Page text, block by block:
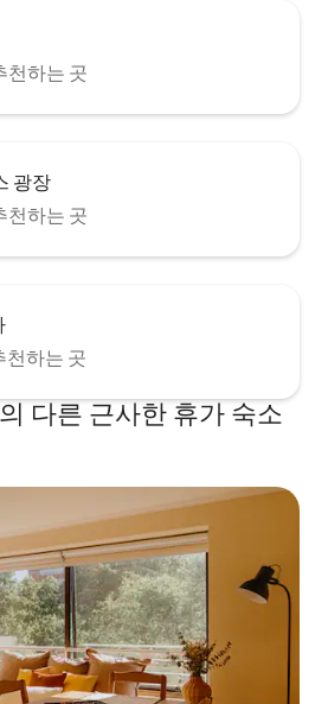
천하는 곳
광장
천하는 곳
천하는 곳
다른 근사한 휴가 숙소